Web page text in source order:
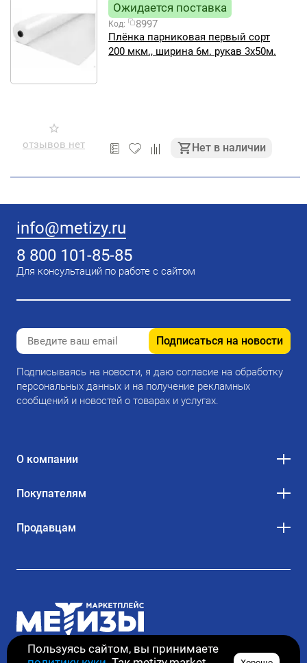
Пользуясь сайтом, вы принимаете
отзывов нет
Ожидается поставка
Код:
8997
Плёнка парниковая первый сорт
200 мкм., ширина 6м. рукав 3х50м.
Нет в наличии
info@metizy.ru
8 800 101-85-85
Для консультаций по работе с сайтом
Подписаться на новости
Подписываясь на новости, я даю согласие на обработку
персональных данных и на получение рекламных
сообщений и новостей о товарах и услугах.
О компании
Покупателям
Продавцам